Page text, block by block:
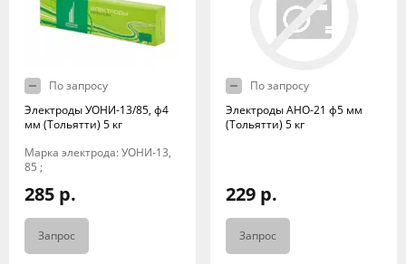
По запросу
Электроды УОНИ-13/85, ф4
мм (Тольятти) 5 кг
Марка электрода: УОНИ-13,
85 ;
285 р.
Запрос
По запросу
Электроды АНО-21 ф5 мм
(Тольятти) 5 кг
229 р.
Запрос